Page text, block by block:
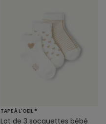
TAPE À L'OEIL ®
Lot de 3 socquettes bébé